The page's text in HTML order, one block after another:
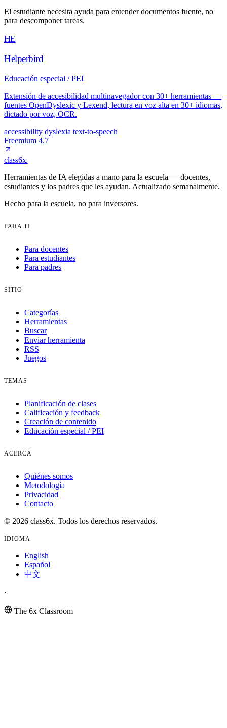
El estudiante necesita ayuda para entender documentos fuente, no
para descomponer tareas.
HE
Helperbird
Educación especial / PEI
Extensión de accesibilidad multinavegador con 30+ herramientas —
fuentes OpenDyslexic y Lexend, lectura en voz alta en 30+ idiomas,
dictado por voz, OCR.
accessibility dyslexia text-to-speech
Freemium 4.7
class6x.
Herramientas de IA elegidas a mano para la escuela — docentes,
estudiantes y los padres que les ayudan. Actualizado semanalmente.
Hecho para la escuela, no para inversores.
PARA TI
Para docentes
Para estudiantes
Para padres
SITIO
Categorías
Herramientas
Buscar
Enviar herramienta
RSS
Juegos
TEMAS
Planificación de clases
Calificación y feedback
Creación de contenido
Educación especial / PEI
ACERCA
Quiénes somos
Metodología
Privacidad
Contacto
© 2026 class6x. Todos los derechos reservados.
IDIOMA
English
Español
中文
·
The 6x Classroom